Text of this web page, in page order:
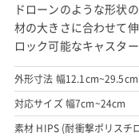
ドローンのような形状
材の大きさに合わせて伸
ロック可能なキャスタ
外形寸法 幅
対応サイズ 幅7cm~24cm
素材 HIPS (耐衝撃ポリスチ